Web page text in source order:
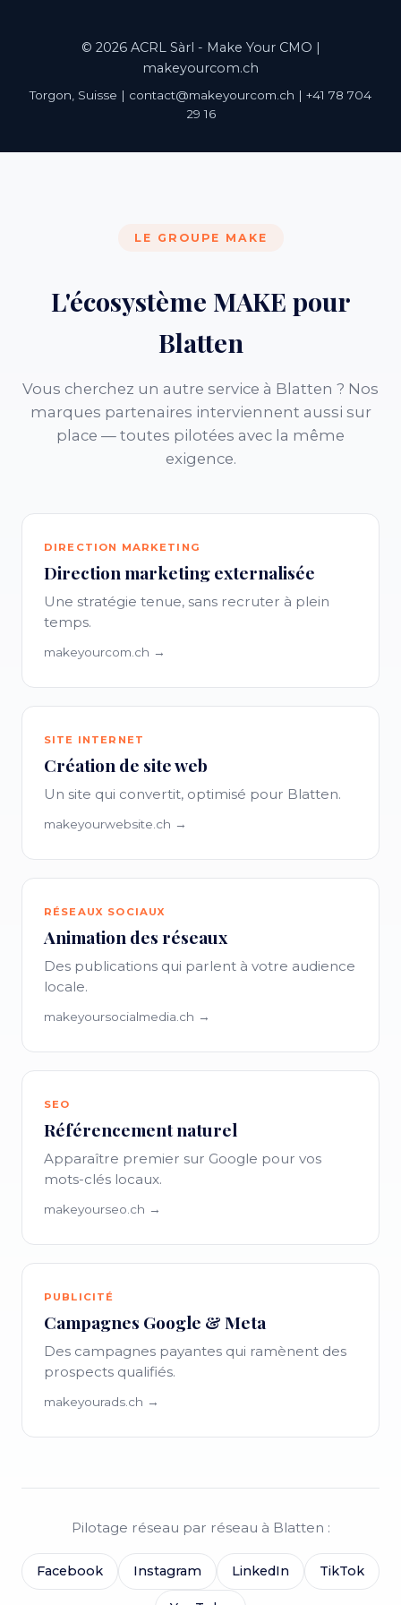
© 2026 ACRL Sàrl - Make Your CMO |
makeyourcom.ch
Torgon, Suisse | contact@makeyourcom.ch | +41 78 704
29 16
LE GROUPE MAKE
L'écosystème MAKE pour
Blatten
Vous cherchez un autre service à Blatten ? Nos
marques partenaires interviennent aussi sur
place — toutes pilotées avec la même
exigence.
DIRECTION MARKETING
Direction marketing externalisée
Une stratégie tenue, sans recruter à plein
temps.
makeyourcom.ch →
SITE INTERNET
Création de site web
Un site qui convertit, optimisé pour Blatten.
makeyourwebsite.ch →
RÉSEAUX SOCIAUX
Animation des réseaux
Des publications qui parlent à votre audience
locale.
makeyoursocialmedia.ch →
SEO
Référencement naturel
Apparaître premier sur Google pour vos
mots-clés locaux.
makeyourseo.ch →
PUBLICITÉ
Campagnes Google & Meta
Des campagnes payantes qui ramènent des
prospects qualifiés.
makeyourads.ch →
Pilotage réseau par réseau à Blatten :
Facebook Instagram LinkedIn TikTok